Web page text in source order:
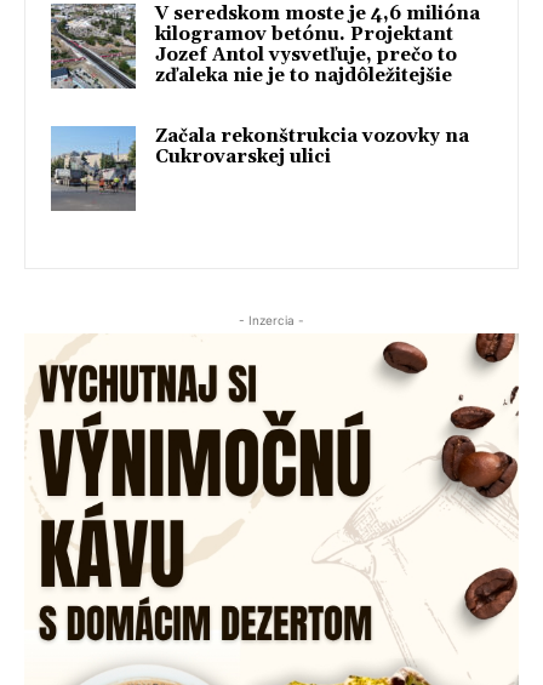
V seredskom moste je 4,6 milióna
kilogramov betónu. Projektant
Jozef Antol vysvetľuje, prečo to
zďaleka nie je to najdôležitejšie
Začala rekonštrukcia vozovky na
Cukrovarskej ulici
- Inzercia -